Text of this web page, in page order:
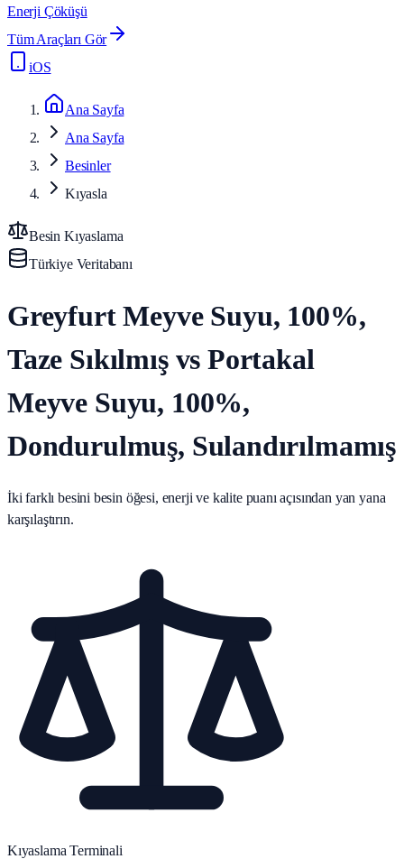
Enerji Çöküşü
Tüm Araçları Gör
iOS
Ana Sayfa
Ana Sayfa
Besinler
Kıyasla
Besin Kıyaslama
Türkiye Veritabanı
Greyfurt Meyve Suyu, 100%,
Taze Sıkılmış vs Portakal
Meyve Suyu, 100%,
Dondurulmuş, Sulandırılmamış
İki farklı besini besin öğesi, enerji ve kalite puanı açısından yan yana
karşılaştırın.
Kıyaslama Terminali